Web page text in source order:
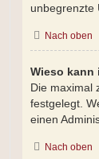
unbegrenzte
Nach oben
Wieso kann
Die maximal
festgelegt.
einen
Nach oben